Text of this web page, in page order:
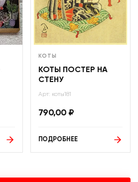
КОТЫ
КОТЫ ПОСТЕР НА
СТЕНУ
Арт: коты181
790,00 ₽
ПОДРОБНЕЕ